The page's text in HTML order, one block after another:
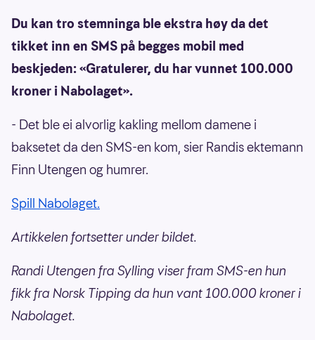
Du kan tro stemninga ble ekstra høy da det
tikket inn en SMS på begges mobil med
beskjeden: «Gratulerer, du har vunnet 100.000
kroner i Nabolaget».
- Det ble ei alvorlig kakling mellom damene i
baksetet da den SMS-en kom, sier Randis ektemann
Finn Utengen og humrer.
Spill Nabolaget.
Artikkelen fortsetter under bildet.
Randi Utengen fra Sylling viser fram SMS-en hun
fikk fra Norsk Tipping da hun vant 100.000 kroner i
Nabolaget.